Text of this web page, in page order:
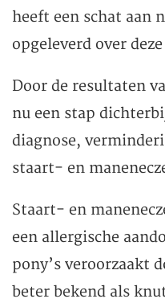
heeft een schat aan
opgeleverd over
Door de resultaten
nu een stap
diagnose,
staart- en
Staart- en
een allergische
pony’s veroorzaakt
beter bekend als